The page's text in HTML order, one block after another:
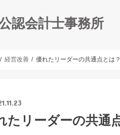
認会計士事務所
経営改善 優れたリーダーの共通点とは？
たリーダーの共通